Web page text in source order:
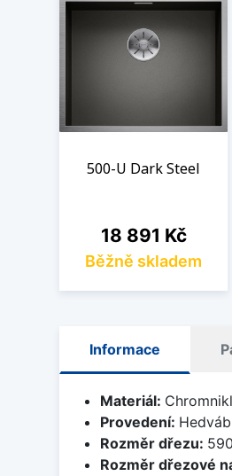
500-U Dark Steel
Cena
18 891 Kč
Běžně skladem
Informace
Materiál:
Provedení:
Rozměr dřezu:
Rozměr dřezové